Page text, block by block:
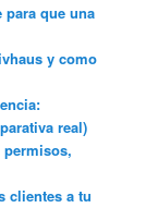
para que una
y como
real)
permisos,
clientes a tu